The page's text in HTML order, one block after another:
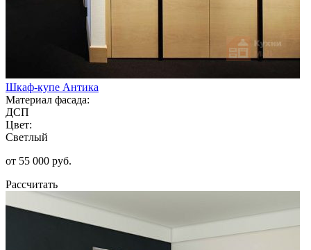
Шкаф-купе Антика
Материал фасада:
ДСП
Цвет:
Светлый
от 55 000 руб.
Рассчитать